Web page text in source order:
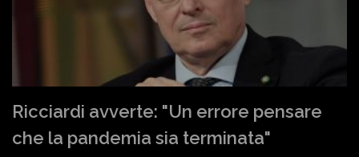
Ricciardi avverte: "Un errore pensare
che la pandemia sia terminata"